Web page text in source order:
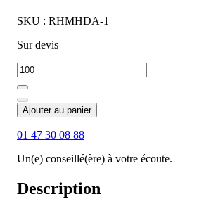
SKU : RHMHDA-1
Sur devis
Ajouter au panier
01 47 30 08 88
Un(e) conseillé(ère) à votre écoute.
Description